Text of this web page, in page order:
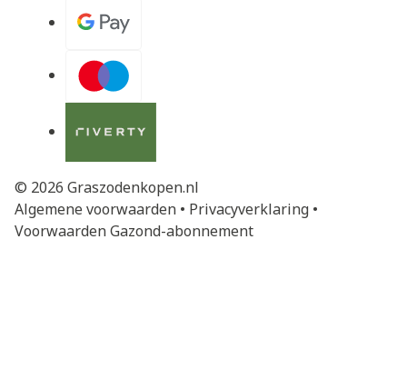
© 2026 Graszodenkopen.nl
Algemene voorwaarden • Privacyverklaring •
Voorwaarden Gazond-abonnement